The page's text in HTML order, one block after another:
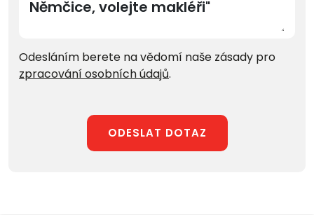
Odesláním berete na vědomí naše zásady pro
zpracování osobních údajů.
ODESLAT DOTAZ